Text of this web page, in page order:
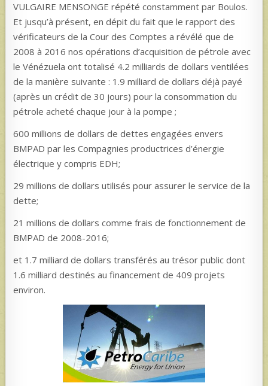
VULGAIRE MENSONGE répété constamment par Boulos.
Et jusqu’à présent, en dépit du fait que le rapport des
vérificateurs de la Cour des Comptes a révélé que de
2008 à 2016 nos opérations d’acquisition de pétrole avec
le Vénézuela ont totalisé 4.2 milliards de dollars ventilées
de la manière suivante : 1.9 milliard de dollars déjà payé
(après un crédit de 30 jours) pour la consommation du
pétrole acheté chaque jour à la pompe ;
600 millions de dollars de dettes engagées envers
BMPAD par les Compagnies productrices d’énergie
électrique y compris EDH;
29 millions de dollars utilisés pour assurer le service de la
dette;
21 millions de dollars comme frais de fonctionnement de
BMPAD de 2008-2016;
et 1.7 milliard de dollars transférés au trésor public dont
1.6 milliard destinés au financement de 409 projets
environ.